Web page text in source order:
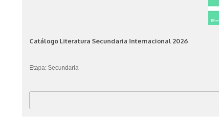
Catálogo Literatura Secundaria Internacional 2026
Etapa: Secundaria